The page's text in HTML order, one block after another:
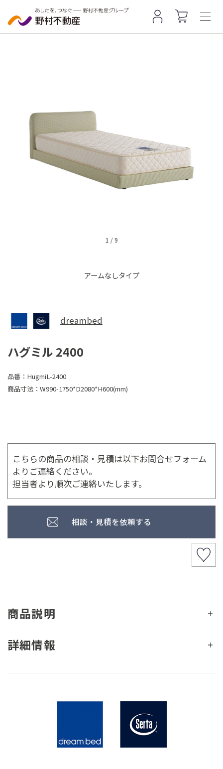
アームなしタイプ
1 /9
dreambed
ハグミル 2400
品番： HugmiL-2400
商品寸法： W990-1750*D2080*H600(mm)
こちらの商品の相談・見積は以下お問合せフォーム
よりご連絡ください。
担当者より順次ご連絡いたします。
相談・見積を依頼する
商品説明
詳細情報